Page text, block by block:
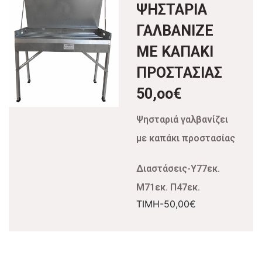
ΨΗΣΤΑΡΙΑ
ΓΑΛΒΑΝΙΖΕ
ΜΕ ΚΑΠΑΚΙ
ΠΡΟΣΤΑΣΙΑΣ
50,οο€
Ψησταριά γαλβανίζει
με καπάκι προστασίας
Διαστάσεις-Υ77εκ.
Μ71εκ. Π47εκ.
ΤΙΜΗ-50,00€